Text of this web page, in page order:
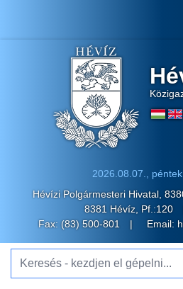
2026.08.07., péntek
Hévízi Polgármesteri Hivatal,
8381 Hévíz, Pf.:120
Fax: (83) 500-801
Email: